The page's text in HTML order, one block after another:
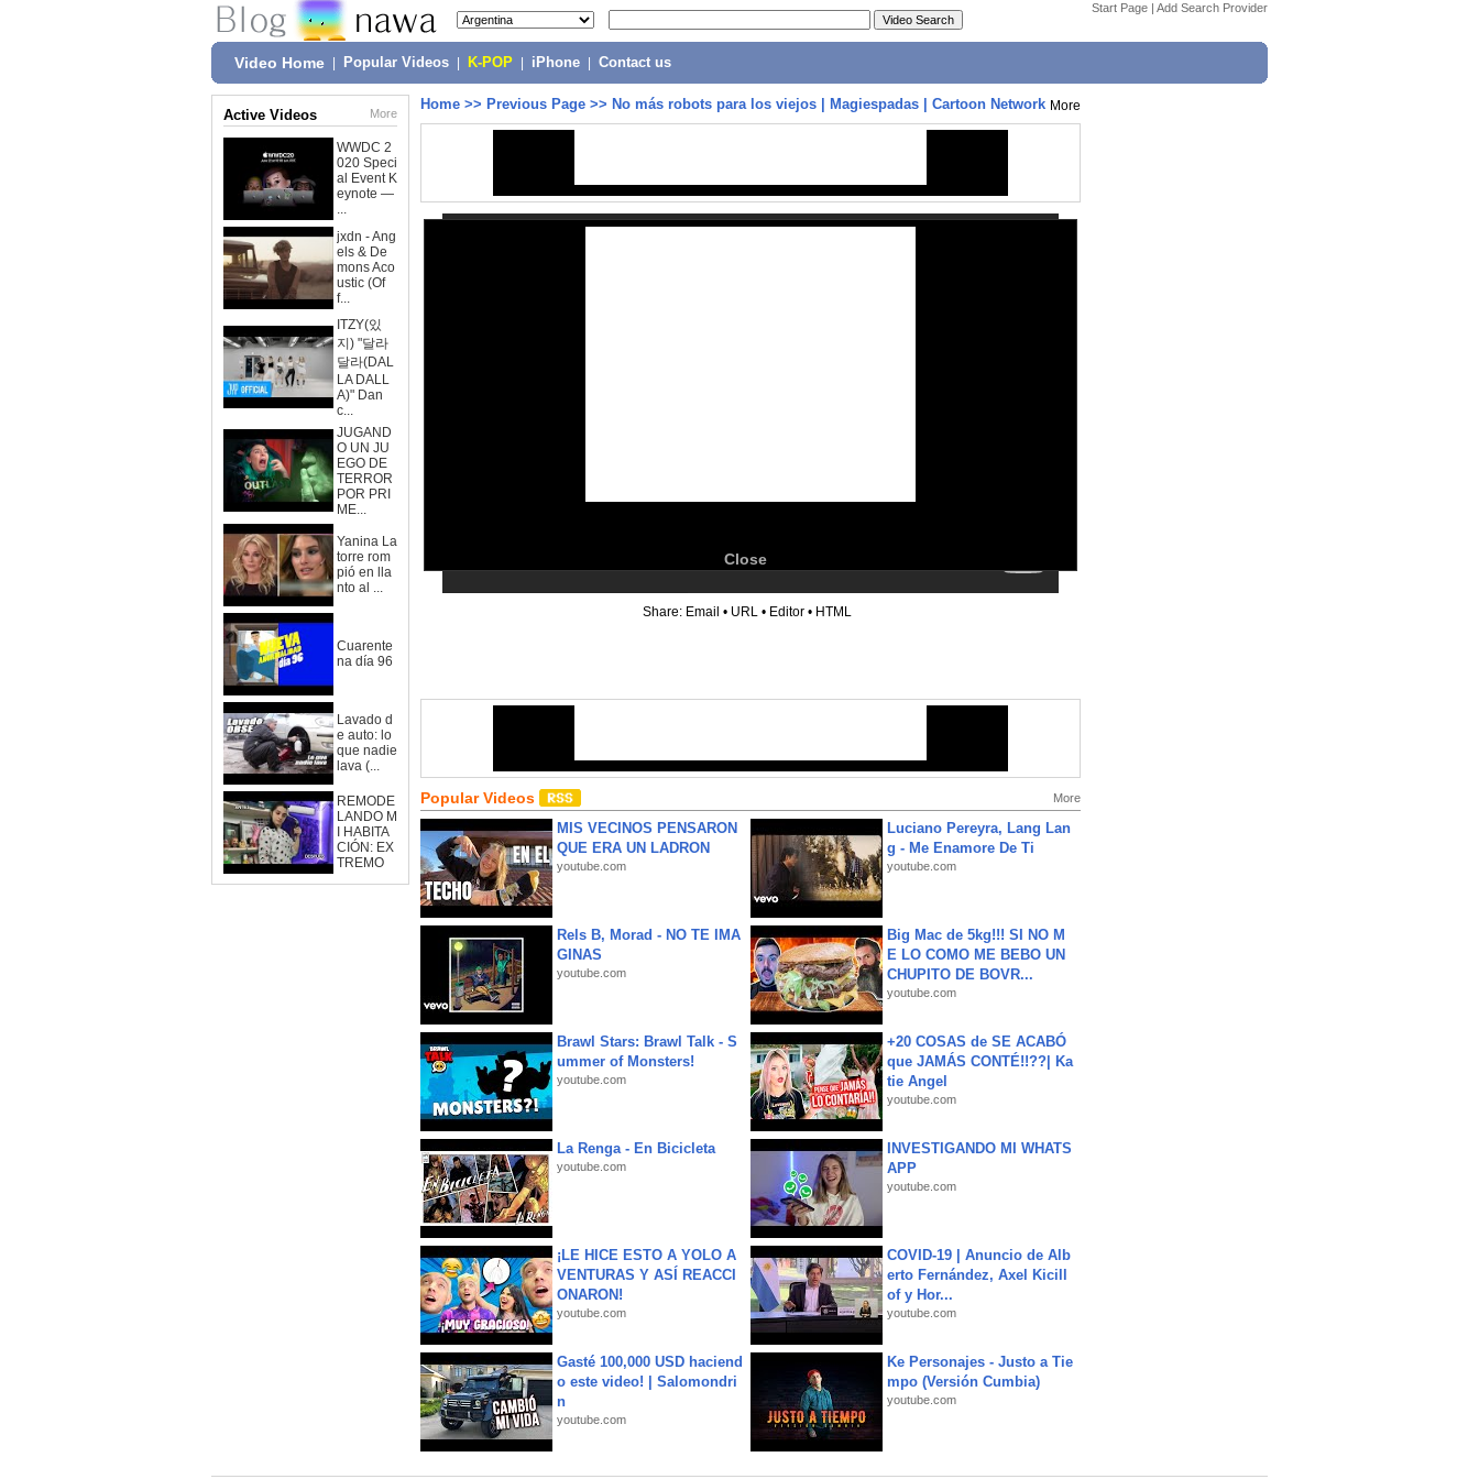
Start Page | Add Search Provider
Video Home Popular Videos K-POP iPhone Contact us
Active Videos More
WWDC 2
020 Speci
al Event K
eynote —
...
jxdn - Ang
els & De
mons Aco
ustic (Of
f...
ITZY(있
지) "달라
달라(DAL
LA DALL
A)" Dan
c...
JUGAND
O UN JU
EGO DE
TERROR
POR PRI
ME...
Yanina La
torre rom
pió en lla
nto al ...
Cuarente
na día 96
Lavado d
e auto: lo
que nadie
lava (...
REMODE
LANDO M
I HABITA
CIÓN: EX
TREMO
Home >> Previous Page >> No más robots para los viejos | Magiespadas | Cartoon Network More
Close
Share: Email • URL • Editor • HTML
Popular Videos More
MIS VECINOS PENSARON
QUE ERA UN LADRON
youtube.com
Luciano Pereyra, Lang Lan
g - Me Enamore De Ti
youtube.com
Rels B, Morad - NO TE IMA
GINAS
youtube.com
Big Mac de 5kg!!! SI NO M
E LO COMO ME BEBO UN
CHUPITO DE BOVR...
youtube.com
Brawl Stars: Brawl Talk - S
ummer of Monsters!
youtube.com
+20 COSAS de SE ACABÓ
que JAMÁS CONTÉ!!??| Ka
tie Angel
youtube.com
La Renga - En Bicicleta
youtube.com
INVESTIGANDO MI WHATS
APP
youtube.com
¡LE HICE ESTO A YOLO A
VENTURAS Y ASÍ REACCI
ONARON!
youtube.com
COVID-19 | Anuncio de Alb
erto Fernández, Axel Kicill
of y Hor...
youtube.com
Gasté 100,000 USD haciend
o este video! | Salomondri
n
youtube.com
Ke Personajes - Justo a Tie
mpo (Versión Cumbia)
youtube.com